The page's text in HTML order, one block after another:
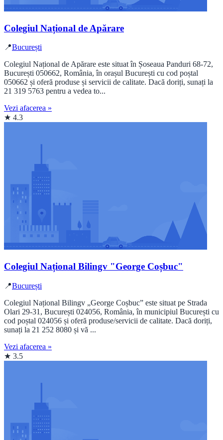
Colegiul Național de Apărare
📍București
Colegiul Național de Apărare este situat în Șoseaua Panduri 68-72,
București 050662, România, în orașul București cu cod poștal
050662 și oferă produse și servicii de calitate. Dacă doriți, sunați la
21 319 5763 pentru a vedea to...
Vezi afacerea »
★ 4.3
Colegiul Național Bilingv "George Coșbuc"
📍București
Colegiul Național Bilingv „George Coșbuc” este situat pe Strada
Olari 29-31, București 024056, România, în municipiul București cu
cod poștal 024056 și oferă produse/servicii de calitate. Dacă doriți,
sunați la 21 252 8080 și vă ...
Vezi afacerea »
★ 3.5